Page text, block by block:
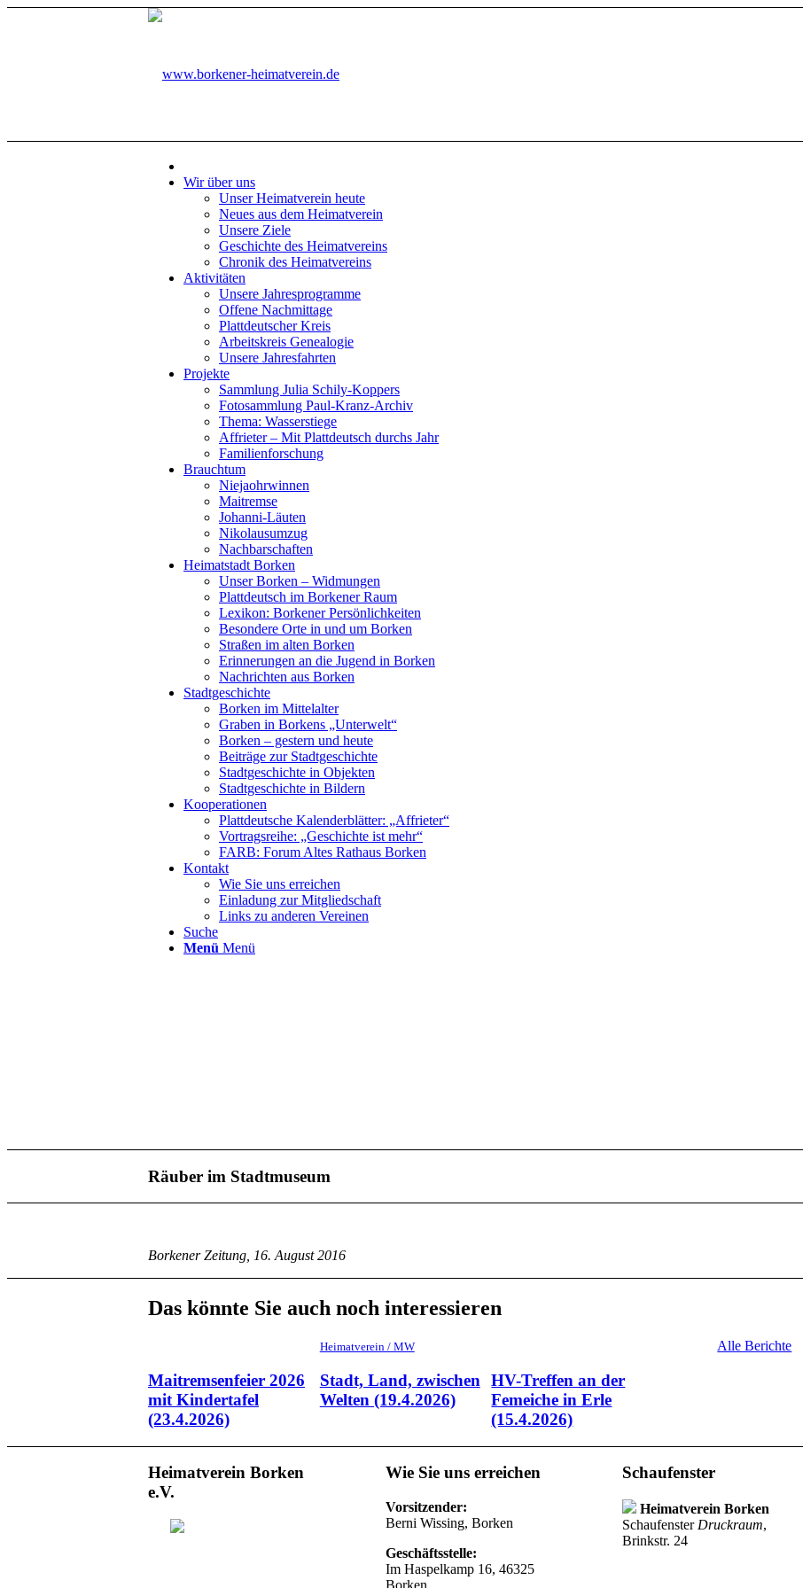
Wir über uns
Unser Heimatverein heute
Neues aus dem Heimatverein
Unsere Ziele
Geschichte des Heimatvereins
Chronik des Heimatvereins
Aktivitäten
Unsere Jahresprogramme
Offene Nachmittage
Plattdeutscher Kreis
Arbeitskreis Genealogie
Unsere Jahresfahrten
Projekte
Sammlung Julia Schily-Koppers
Fotosammlung Paul-Kranz-Archiv
Thema: Wasserstiege
Affrieter – Mit Plattdeutsch durchs Jahr
Familienforschung
Brauchtum
Niejaohrwinnen
Maitremse
Johanni-Läuten
Nikolausumzug
Nachbarschaften
Heimatstadt Borken
Unser Borken – Widmungen
Plattdeutsch im Borkener Raum
Lexikon: Borkener Persönlichkeiten
Besondere Orte in und um Borken
Straßen im alten Borken
Erinnerungen an die Jugend in Borken
Nachrichten aus Borken
Stadtgeschichte
Borken im Mittelalter
Graben in Borkens „Unterwelt“
Borken – gestern und heute
Beiträge zur Stadtgeschichte
Stadtgeschichte in Objekten
Stadtgeschichte in Bildern
Kooperationen
Plattdeutsche Kalenderblätter: „Affrieter“
Vortragsreihe: „Geschichte ist mehr“
FARB: Forum Altes Rathaus Borken
Kontakt
Wie Sie uns erreichen
Einladung zur Mitgliedschaft
Links zu anderen Vereinen
Suche
Menü Menü
Räuber im Stadtmuseum
Borkener Zeitung, 16. August 2016
Das könnte Sie auch noch interessieren
Maitremsenfeier 2026
mit Kindertafel
(23.4.2026)
Heimatverein / MW
Stadt, Land, zwischen
Welten (19.4.2026)
HV-Treffen an der
Femeiche in Erle
(15.4.2026)
Alle Berichte
Heimatverein Borken
e.V.
Wie Sie uns erreichen
Vorsitzender:
Berni Wissing, Borken
Geschäftsstelle:
Im Haspelkamp 16, 46325
Schaufenster
Heimatverein Borken
Schaufenster Druckraum,
Brinkstr. 24